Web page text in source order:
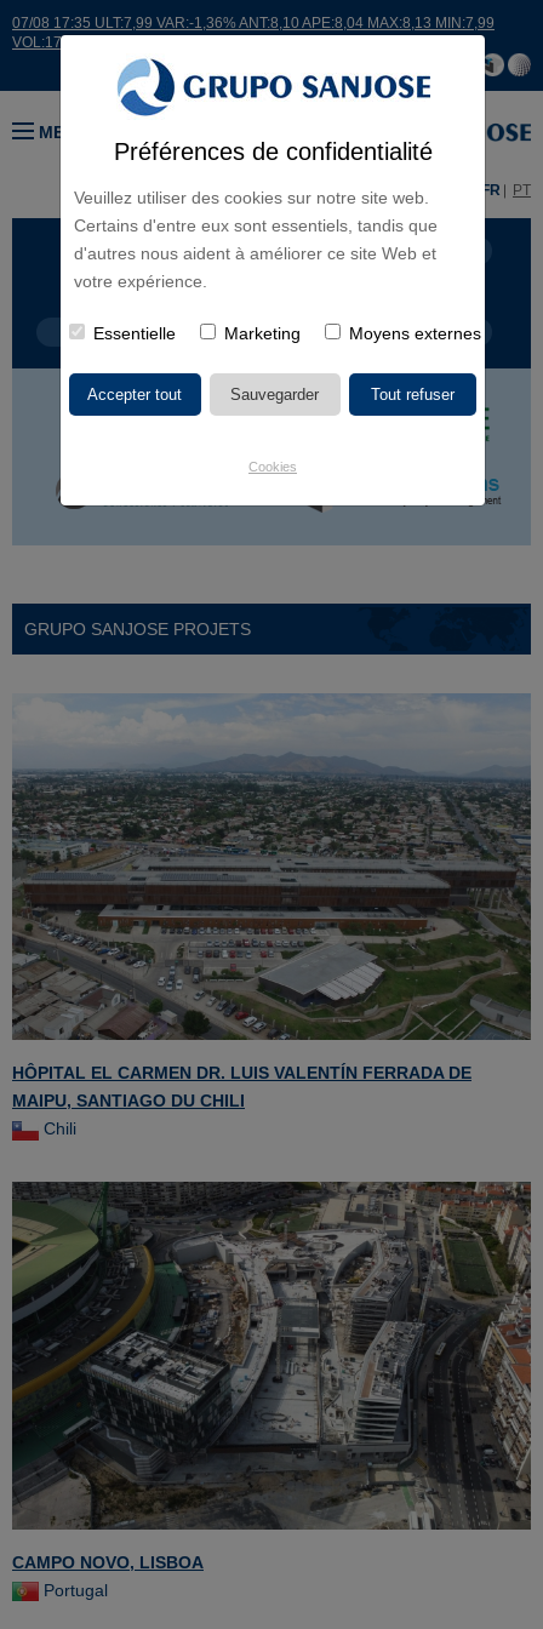
Préférences de confidentialité
Veuillez utiliser des cookies sur notre site web.
Certains d'entre eux sont essentiels, tandis que
d'autres nous aident à améliorer ce site Web et
votre expérience.
Essentielle Marketing Moyens externes
Cookies
07/08 17:35 ULT:7,99 VAR:-1,36% ANT:8,10 APE:8,04 MAX:8,13 MIN:7,99
VOL:17664
MENU
ES FR PT
LIGNES D'ACTIVITÉ CONTINENTS
TYPE DE PROJET NOM DU PROJET
GRUPO SANJOSE PROJETS
HÔPITAL EL CARMEN DR. LUIS VALENTÍN FERRADA DE
MAIPU, SANTIAGO DU CHILI
Chili
CAMPO NOVO, LISBOA
Portugal